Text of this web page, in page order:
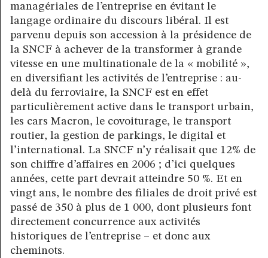
managériales de l’entreprise en évitant le
langage ordinaire du discours libéral. Il est
parvenu depuis son accession à la présidence de
la SNCF à achever de la transformer à grande
vitesse en une multinationale de la « mobilité »,
en diversifiant les activités de l’entreprise : au-
delà du ferroviaire, la SNCF est en effet
particulièrement active dans le transport urbain,
les cars Macron, le covoiturage, le transport
routier, la gestion de parkings, le digital et
l’international. La SNCF n’y réalisait que 12% de
son chiffre d’affaires en 2006 ; d’ici quelques
années, cette part devrait atteindre 50 %. Et en
vingt ans, le nombre des filiales de droit privé est
passé de 350 à plus de 1 000, dont plusieurs font
directement concurrence aux activités
historiques de l’entreprise – et donc aux
cheminots.